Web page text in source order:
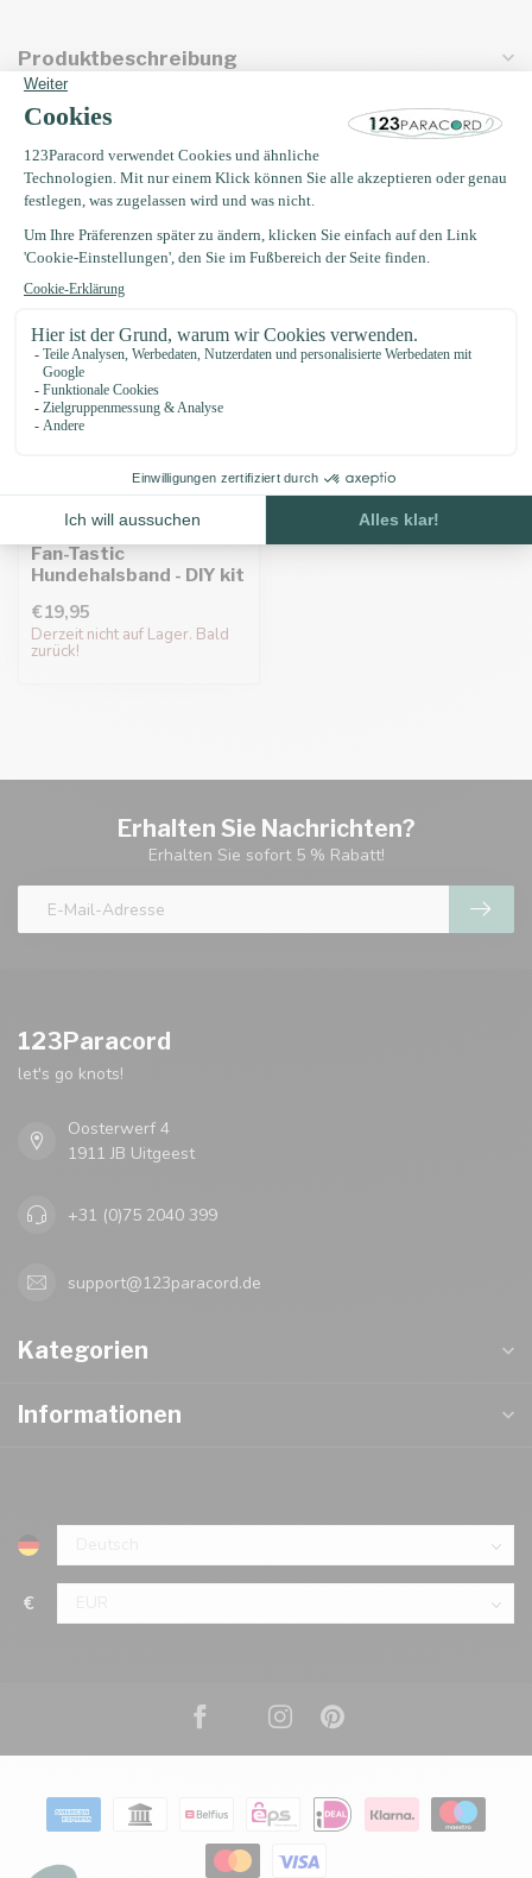
Produktbeschreibung
Eigenschaften
Zuletzt angesehen
Fan-Tastic
Hundehalsband - DIY kit
€19,95
Derzeit nicht auf Lager. Bald
zurück!
Erhalten Sie Nachrichten?
Erhalten Sie sofort 5 % Rabatt!
123Paracord
let's go knots!
Oosterwerf 4
1911 JB Uitgeest
+31 (0)75 2040 399
support@123paracord.de
Kategorien
Informationen
€